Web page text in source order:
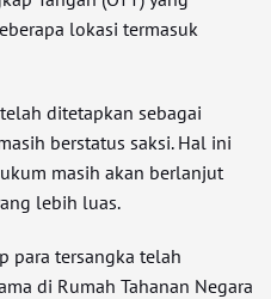
lokasi termasuk
ditetapkan sebagai
berstatus saksi. Hal ini
masih akan berlanjut
lebih luas.
para tersangka telah
di Rumah Tahanan Negara